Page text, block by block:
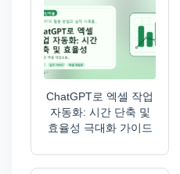
ChatGPT로 엑셀 작업
자동화: 시간 단축 및
효율성 극대화 가이드